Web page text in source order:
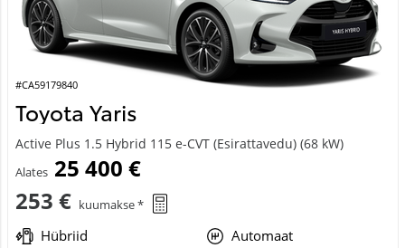
#CA59179840
Toyota Yaris
Active Plus 1.5 Hybrid 115 e-CVT (Esirattavedu) (68 kW)
Alates 25 400 €
253 € kuumakse *
Hübriid
Automaat